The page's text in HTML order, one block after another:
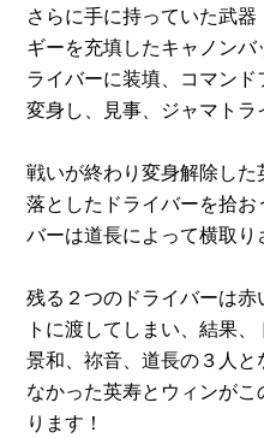
さらに手に持っていた武
ギーを充填したキャノン
ライバーに装填、コマン
変身し、見事、ジャマトラ
戦いが終わり変身解除し
落としたドライバーを拾
バーは道長によって横取り
残る２つのドライバーは
トに渡してしまい、結果
景和、祢音、道長の３人
なかった英寿とウィンが
ります！